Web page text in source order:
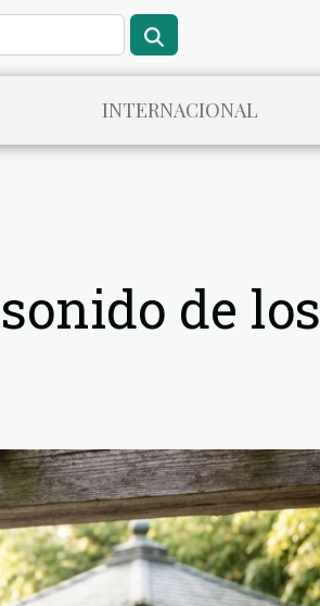
INTERNACIONAL
de los